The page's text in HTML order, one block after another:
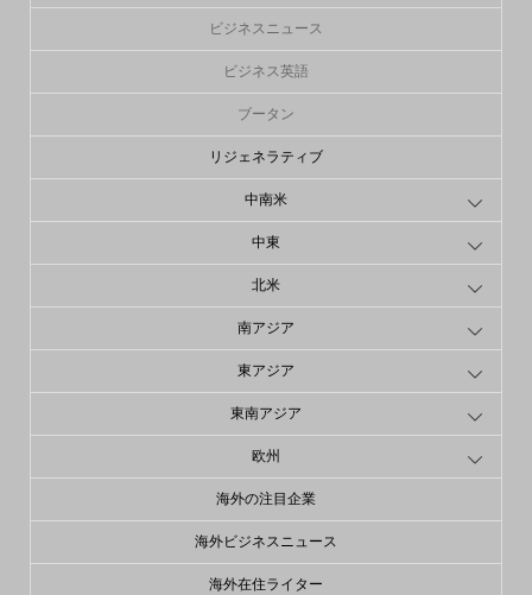
ビジネスニュース
ビジネス英語
ブータン
リジェネラティブ
中南米
中東
北米
南アジア
東アジア
東南アジア
欧州
海外の注目企業
海外ビジネスニュース
海外在住ライター